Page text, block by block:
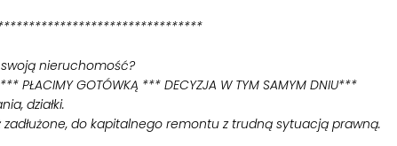
nieruchomość?
PŁACIMY GOTÓWKĄ *** DECYZJA W TYM SAMYM DNIU***
działki.
do kapitalnego remontu z trudną sytuacją prawną.